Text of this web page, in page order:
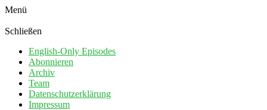
Menü
Schließen
English-Only Episodes
Abonnieren
Archiv
Team
Datenschutzerklärung
Impressum